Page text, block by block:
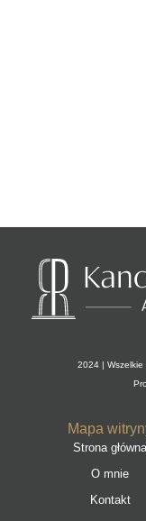
2024 | Wszelkie
Mapa
Strona główna
O mnie
Kontakt